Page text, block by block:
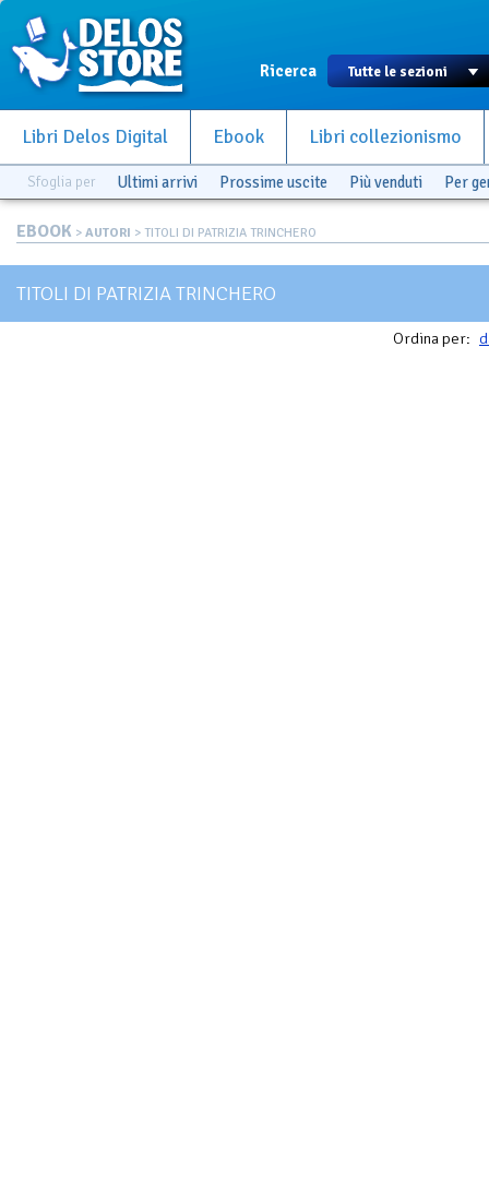
Ricerca
Libri Delos Digital Ebook Libri collezionismo
Sfoglia per Ultimi arrivi Prossime uscite Più venduti Per
EBOOK > AUTORI > TITOLI DI PATRIZIA TRINCHERO
TITOLI DI PATRIZIA TRINCHERO
Ordina per: